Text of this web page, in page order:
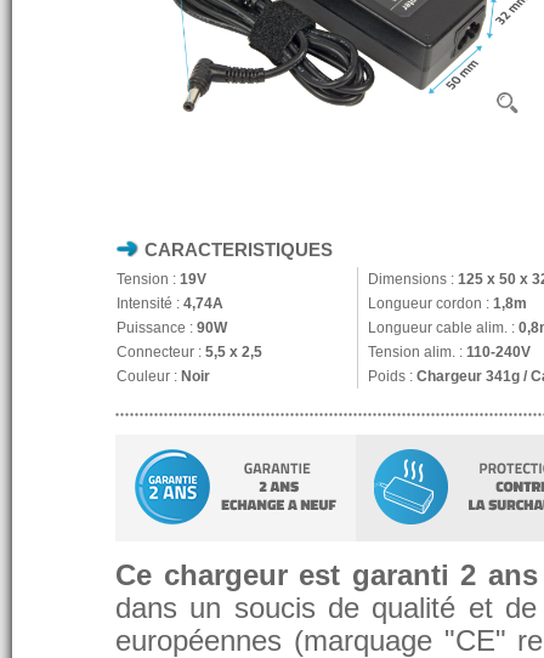
CARACTERISTIQUES
Tension : 19V Dimensions : 125 x 50 x
Intensité : 4,74A Longueur cordon : 1,8m
Puissance : 90W Longueur cable alim. :
Connecteur : 5,5 x 2,5 Tension alim. : 110-240V
Couleur : Noir Poids : Chargeur 341g /
Ce chargeur est garanti 2 ans
dans un soucis de qualité et
européennes (marquage "CE"